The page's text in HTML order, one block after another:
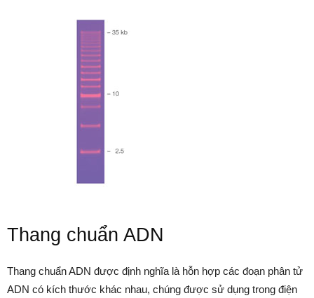
Thang chuẩn ADN
Thang chuẩn ADN được định nghĩa là hỗn hợp các đoạn phân tử
ADN có kích thước khác nhau, chúng được sử dụng trong điện